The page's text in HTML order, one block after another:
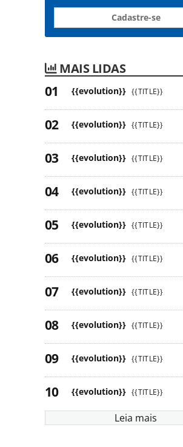
Cadastre-se
MAIS LIDAS
{{evolution}} {{TITLE}}
{{evolution}} {{TITLE}}
{{evolution}} {{TITLE}}
{{evolution}} {{TITLE}}
{{evolution}} {{TITLE}}
{{evolution}} {{TITLE}}
{{evolution}} {{TITLE}}
{{evolution}} {{TITLE}}
{{evolution}} {{TITLE}}
{{evolution}} {{TITLE}}
Leia mais